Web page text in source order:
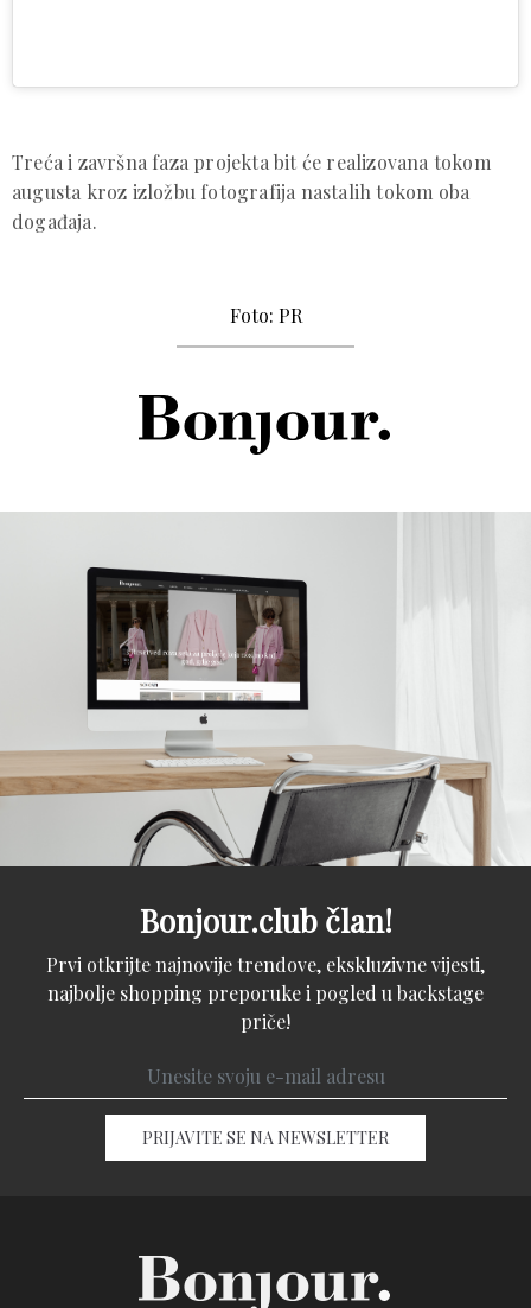
Treća i završna faza projekta bit će realizovana tokom
augusta kroz izložbu fotografija nastalih tokom oba
događaja.
Foto: PR
Bonjour.club član!
Prvi otkrijte najnovije trendove, ekskluzivne vijesti,
najbolje shopping preporuke i pogled u backstage
priče!
PRIJAVITE SE NA NEWSLETTER